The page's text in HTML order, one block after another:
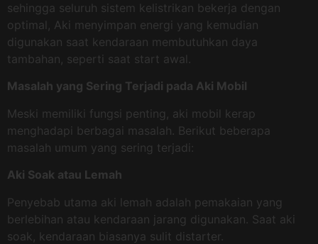
sehingga seluruh sistem kelistrikan bekerja dengan
optimal, Aki menyimpan energi yang kemudian
digunakan saat kendaraan membutuhkan daya
tambahan, seperti saat start awal.
Masalah yang Sering Terjadi pada Aki Mobil
Meski memiliki fungsi penting, aki mobil kerap
menghadapi berbagai masalah. Berikut beberapa
masalah umum yang sering terjadi:
Aki Soak atau Lemah
Penyebab utama aki lemah adalah pemakaian yang
berlebihan atau kendaraan jarang digunakan. Saat aki
soak, kendaraan biasanya sulit distarter.